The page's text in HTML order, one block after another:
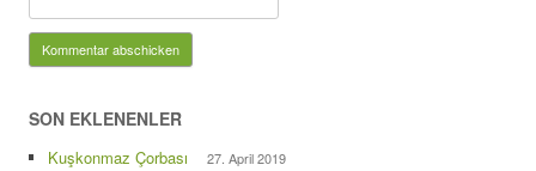
SON EKLENENLER
Kuşkonmaz Çorbası 27. April 2019